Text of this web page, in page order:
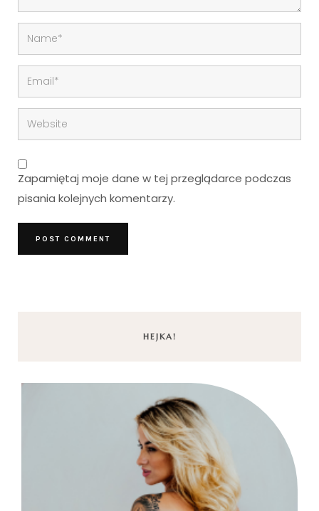
Zapamiętaj moje dane w tej przeglądarce podczas
pisania kolejnych komentarzy.
HEJKA!